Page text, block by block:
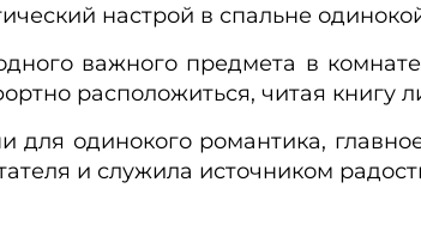
настрой в спальне
важного предмета в
расположиться, читая
для одинокого романтика,
и служила источником